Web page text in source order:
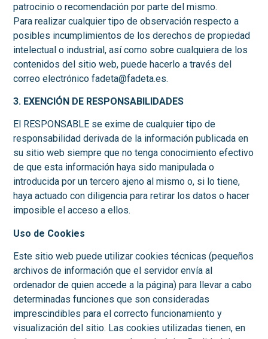
patrocinio o recomendación por parte del mismo.
Para realizar cualquier tipo de observación respecto a
posibles incumplimientos de los derechos de propiedad
intelectual o industrial, así como sobre cualquiera de los
contenidos del sitio web, puede hacerlo a través del
correo electrónico fadeta@fadeta.es.
3. EXENCIÓN DE RESPONSABILIDADES
El RESPONSABLE se exime de cualquier tipo de
responsabilidad derivada de la información publicada en
su sitio web siempre que no tenga conocimiento efectivo
de que esta información haya sido manipulada o
introducida por un tercero ajeno al mismo o, si lo tiene,
haya actuado con diligencia para retirar los datos o hacer
imposible el acceso a ellos.
Uso de Cookies
Este sitio web puede utilizar cookies técnicas (pequeños
archivos de información que el servidor envía al
ordenador de quien accede a la página) para llevar a cabo
determinadas funciones que son consideradas
imprescindibles para el correcto funcionamiento y
visualización del sitio. Las cookies utilizadas tienen, en